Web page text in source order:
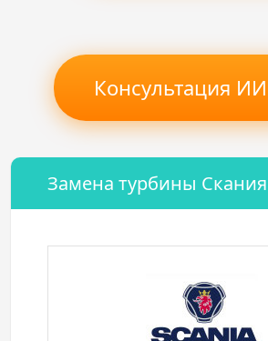
Консультация
Замена турбины Скания